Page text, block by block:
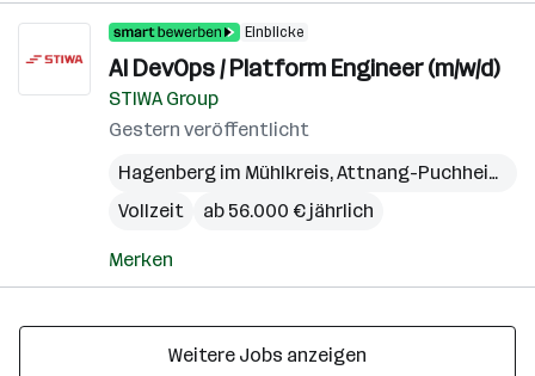
Einblicke
AI DevOps / Platform Engineer (m/w/d)
STIWA Group
Gestern veröffentlicht
Hagenberg im Mühlkreis,Attnang-Puchheim
Vollzeit
ab 56.000 € jährlich
Merken
Weitere Jobs anzeigen